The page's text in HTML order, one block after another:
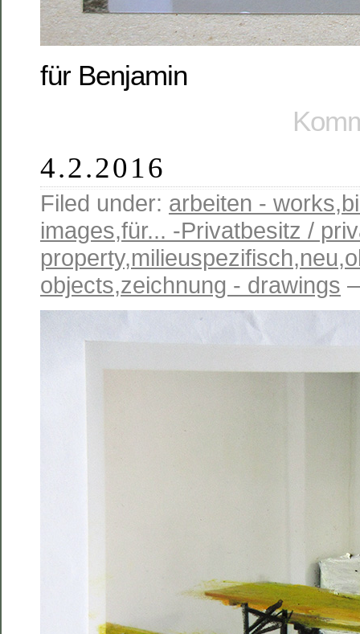
für Benjamin
4.2.2016
Filed under: arbeiten - works,
images,für... -Privatbesitz /
property,milieuspezifisch,neu,
objects,zeichnung - drawings